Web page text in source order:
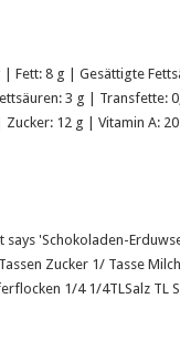
Fett: 8 g | Gesättigte
3 g | Transfette:
12 g | Vitamin A: